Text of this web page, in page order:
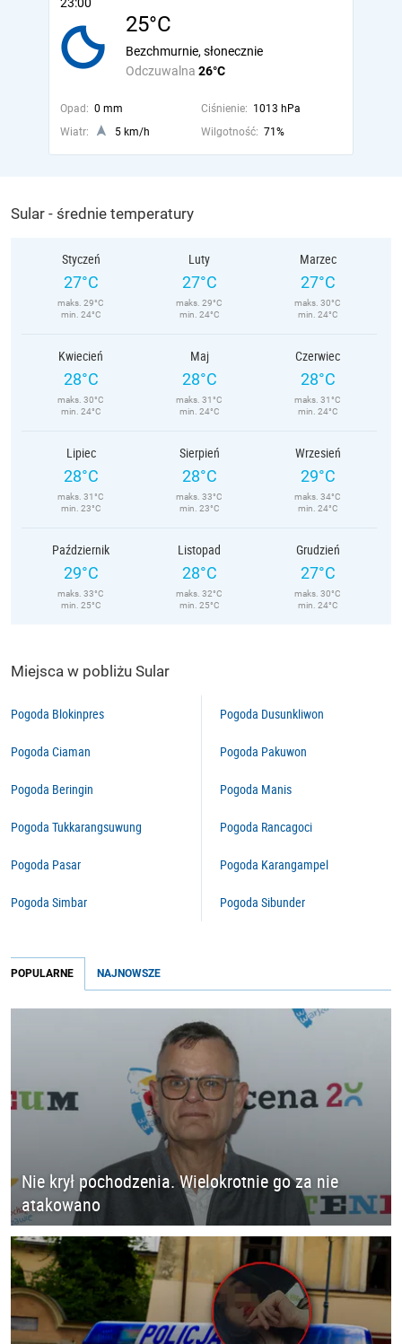
25°C
Odczuwalna 26°C
Bezchmurnie, słonecznie
Opad: 0 mm Ciśnienie: 1013 hPa
Wiatr:
5 km/h Wilgotność: 71%
Sular - średnie temperatury
Styczeń
27°C
maks. 29°C
min. 24°C
Luty
27°C
maks. 29°C
min. 24°C
Marzec
27°C
maks. 30°C
min. 24°C
Kwiecień
28°C
maks. 30°C
min. 24°C
Maj
28°C
maks. 31°C
min. 24°C
Czerwiec
28°C
maks. 31°C
min. 24°C
Lipiec
28°C
maks. 31°C
min. 23°C
Sierpień
28°C
maks. 33°C
min. 23°C
Wrzesień
29°C
maks. 34°C
min. 24°C
Październik
29°C
maks. 33°C
min. 25°C
Listopad
28°C
maks. 32°C
min. 25°C
Grudzień
27°C
maks. 30°C
min. 24°C
Miejsca w pobliżu Sular
Pogoda Blokinpres
Pogoda Ciaman
Pogoda Beringin
Pogoda Tukkarangsuwung
Pogoda Pasar
Pogoda Simbar
Pogoda Dusunkliwon
Pogoda Pakuwon
Pogoda Manis
Pogoda Rancagoci
Pogoda Karangampel
Pogoda Sibunder
POPULARNE NAJNOWSZE
Nie krył pochodzenia. Wielokrotnie go za nie
atakowano